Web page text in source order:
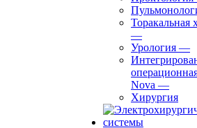
Торакальная
—
Урология —
Nova —
Хирургия